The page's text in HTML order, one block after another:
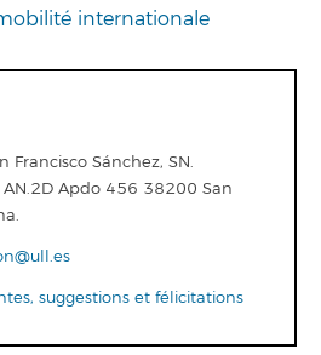
internationale
Francisco Sánchez, SN.
Apdo 456 38200 San
suggestions et félicitations